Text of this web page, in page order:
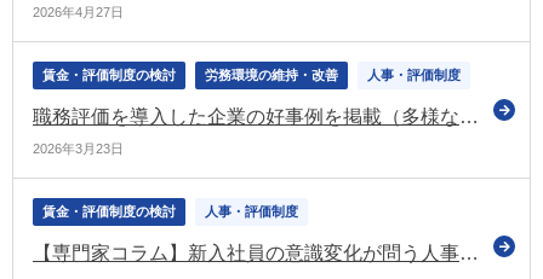
2026年4月27日
賃金・評価制度の検討 労務環境の維持・改善 人事・評価制度
職務評価を導入した企業の好事例を掲載（多様な働き方の実現応援サイト）
2026年3月23日
賃金・評価制度の検討 人事・評価制度
【専門家コラム】新入社員の意識変化が問う人事制度、「安心」と「成長」の両立がカギ